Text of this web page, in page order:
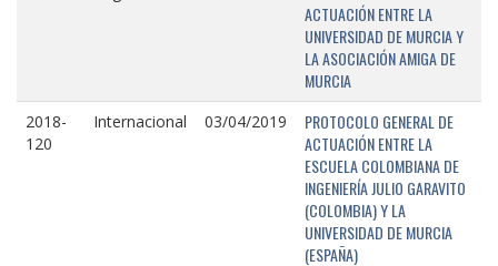
ACTUACIÓN ENTRE LA
UNIVERSIDAD DE MURCIA Y
LA ASOCIACIÓN AMIGA DE
MURCIA
2018-
120
Internacional 03/04/2019
PROTOCOLO GENERAL DE
ACTUACIÓN ENTRE LA
ESCUELA COLOMBIANA DE
INGENIERÍA JULIO GARAVITO
(COLOMBIA) Y LA
UNIVERSIDAD DE MURCIA
(ESPAÑA)